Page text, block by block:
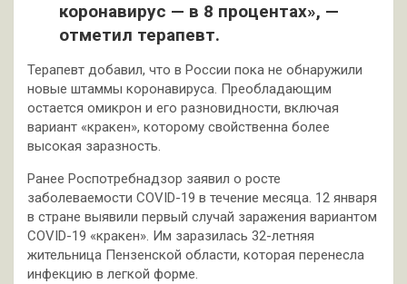
коронавирус — в 8 процентах», —
отметил терапевт.
Терапевт добавил, что в России пока не обнаружили
новые штаммы коронавируса. Преобладающим
остается омикрон и его разновидности, включая
вариант «кракен», которому свойственна более
высокая заразность.
Ранее Роспотребнадзор заявил о росте
заболеваемости COVID-19 в течение месяца. 12 января
в стране выявили первый случай заражения вариантом
COVID-19 «кракен». Им заразилась 32-летняя
жительница Пензенской области, которая перенесла
инфекцию в легкой форме.